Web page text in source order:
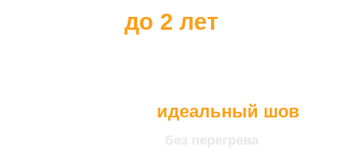
идеальный шов
до 2 лет